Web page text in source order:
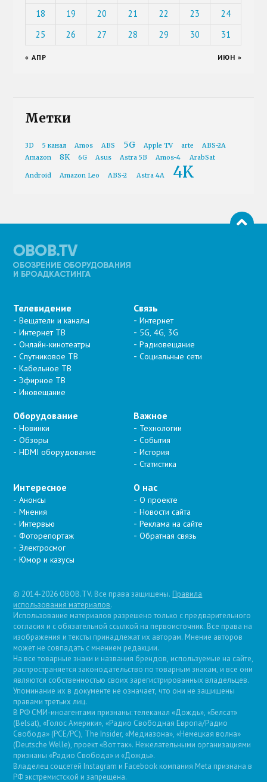
18
19 20 21 22 23
24
25
26 27 28 29 30 31
« АПР ИЮН »
Метки
3D 5 канал Amos ABS 5G Apple TV arte
ABS-2A
Amazon
8K 6G Asus Astra 5B Amos-4 ArabSat
Android Amazon Leo ABS-2 Astra 4A 4K
Телевидение
Вещатели и каналы
Интернет ТВ
Онлайн-кинотеатры
Спутниковое ТВ
Кабельное ТВ
Эфирное ТВ
Иновещание
Связь
Интернет
5G, 4G, 3G
Радиовещание
Социальные сети
Оборудование
Новинки
Обзоры
HDMI оборудование
Важное
Технологии
События
История
Статистика
Интересное
Анонсы
Мнения
Интервью
Фоторепортаж
Электросмог
Юмор и казусы
О нас
О проекте
Новости сайта
Реклама на сайте
Обратная связь
© 2014-2026 OBOB.TV. Все права защищены. Правила
использования материалов.
Использование материалов разрешено только с предварительного
согласия и с обязательной ссылкой на первоисточник. Все права на
изображения и тексты принадлежат их авторам. Мнение авторов
может не совпадать с мнением редакции.
На все товарные знаки и названия брендов, используемые на сайте,
распространяется законодательство по товарным знакам, и все они
являются собственностью своих зарегистрированных владельцев.
Упоминание их в документе не означает, что они не защищены
правами третьих лиц.
В РФ СМИ-иноагентами признаны: телеканал «Дождь», «Белсат»
(Belsat), «Голос Америки», «Радио Свободная Европа/Радио
Свобода» (PCE/PC), The Insider, «Медиазона», «Немецкая волна»
(Deutsche Welle), проект «Вот так». Нежелательными организациями
признаны «Радио Свобода» и «Дождь».
Владелец соцсетей Instagram и Facebook компания Metа признана в
РФ экстремистской и запрещена.